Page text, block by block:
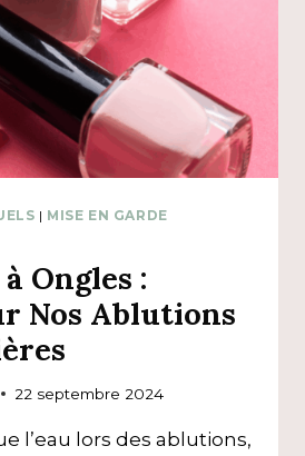
| MISE EN GARDE
Ongles :
Nos Ablutions
22 septembre 2024
l’eau lors des ablutions,